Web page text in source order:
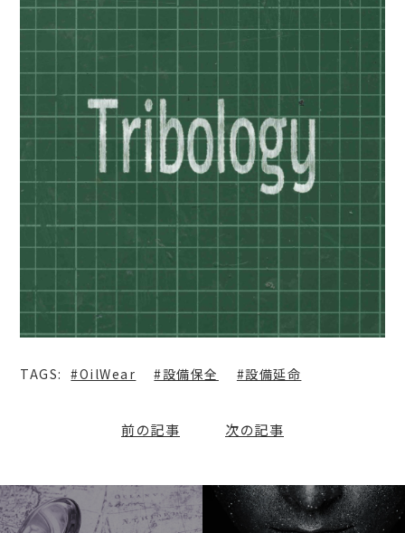
#OilWear #設備保全 #設備延命
前の記事 次の記事